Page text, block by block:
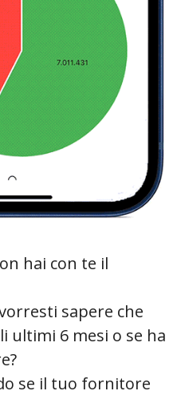
hai con te il
sapere che
ultimi 6 mesi o se ha
se il tuo fornitore